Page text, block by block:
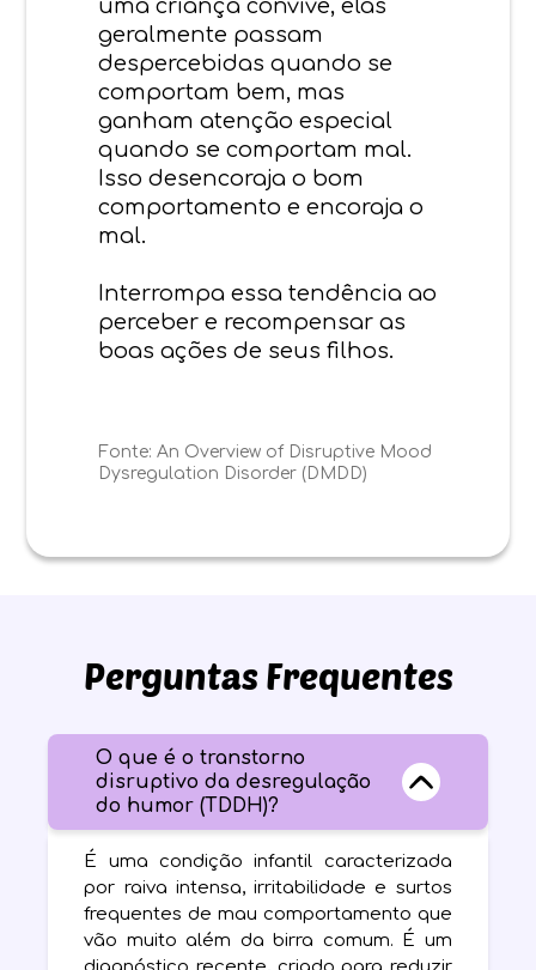
uma criança convive, elas
geralmente passam
despercebidas quando se
comportam bem, mas
ganham atenção especial
quando se comportam mal.
Isso desencoraja o bom
comportamento e encoraja o
mal.
Interrompa essa tendência ao
perceber e recompensar as
boas ações de seus filhos.
Fonte: An Overview of Disruptive Mood
Dysregulation Disorder (DMDD)
Perguntas Frequentes
O que é o transtorno
disruptivo da desregulação
do humor (TDDH)?
É uma condição infantil caracterizada
por raiva intensa, irritabilidade e surtos
frequentes de mau comportamento que
vão muito além da birra comum. É um